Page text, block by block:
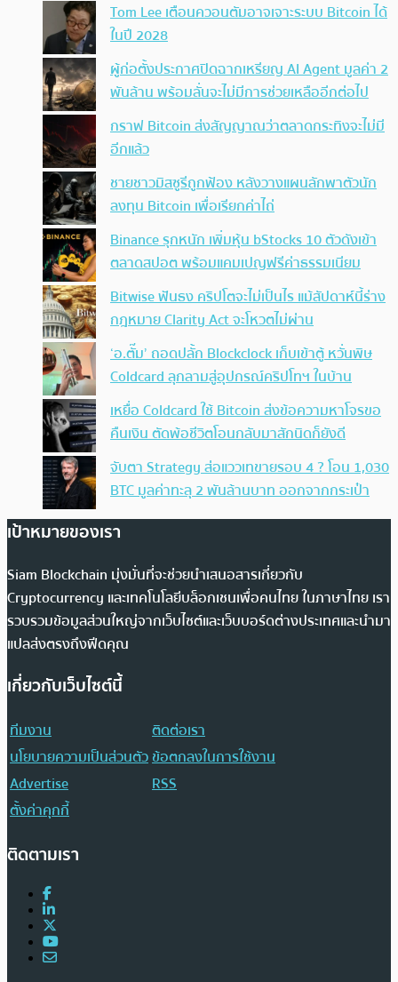
Tom Lee เตือนควอนตัมอาจเจาะระบบ Bitcoin ได้
ในปี 2028
ผู้ก่อตั้งประกาศปิดฉากเหรียญ AI Agent มูลค่า 2
พันล้าน พร้อมลั่นจะไม่มีการช่วยเหลืออีกต่อไป
กราฟ Bitcoin ส่งสัญญาณว่าตลาดกระทิงจะไม่มี
อีกแล้ว
ชายชาวมิสซูรีถูกฟ้อง หลังวางแผนลักพาตัวนัก
ลงทุน Bitcoin เพื่อเรียกค่าไถ่
Binance รุกหนัก เพิ่มหุ้น bStocks 10 ตัวดังเข้า
ตลาดสปอต พร้อมแคมเปญฟรีค่าธรรมเนียม
Bitwise ฟันธง คริปโตจะไม่เป็นไร แม้สัปดาห์นี้ร่าง
กฎหมาย Clarity Act จะโหวตไม่ผ่าน
‘อ.ตั๊ม’ ถอดปลั้ก Blockclock เก็บเข้าตู้ หวั่นพิษ
Coldcard ลุกลามสู่อุปกรณ์คริปโทฯ ในบ้าน
เหยื่อ Coldcard ใช้ Bitcoin ส่งข้อความหาโจรขอ
คืนเงิน ตัดพ้อชีวิตโอนกลับมาสักนิดก็ยังดี
จับตา Strategy ส่อแววเทขายรอบ 4 ? โอน 1,030
BTC มูลค่าทะลุ 2 พันล้านบาท ออกจากกระเป๋า
เป้าหมายของเรา
Siam Blockchain มุ่งมั่นที่จะช่วยนำเสนอสารเกี่ยวกับ
Cryptocurrency และเทคโนโลยีบล็อกเชนเพื่อคนไทย ในภาษาไทย เรา
รวบรวมข้อมูลส่วนใหญ่จากเว็บไซต์และเว็บบอร์ดต่างประเทศและนำมา
แปลส่งตรงถึงฟีดคุณ
เกี่ยวกับเว็บไซต์นี้
ทีมงาน
ติดต่อเรา
นโยบายความเป็นส่วนตัวข้อตกลงในการใช้งาน
Advertise
RSS
ตั้งค่าคุกกี้
ติดตามเรา